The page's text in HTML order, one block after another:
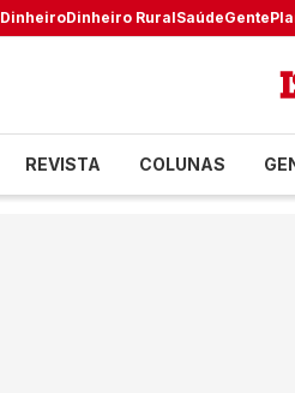
DinheiroDinheiro RuralSaúdeGente
REVISTA COLUNAS